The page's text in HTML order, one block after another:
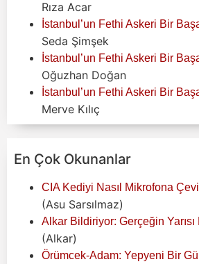
Rıza Acar
İstanbul’un Fethi Askeri Bir
Seda Şimşek
İstanbul’un Fethi Askeri Bir
Oğuzhan Doğan
İstanbul’un Fethi Askeri Bir
Merve Kılıç
En Çok Okunanlar
CIA Kediyi Nasıl Mikrofona
(Asu Sarsılmaz)
Alkar Bildiriyor: Gerçeğin
(Alkar)
Örümcek-Adam: Yepyeni Bir